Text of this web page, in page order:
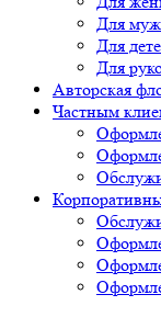
Для
Для
Для
Авторская
Частным